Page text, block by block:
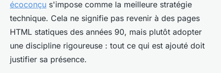
écoconçu s'impose comme la meilleure stratégie
technique. Cela ne signifie pas revenir à des pages
HTML statiques des années 90, mais plutôt adopter
une discipline rigoureuse : tout ce qui est ajouté doit
justifier sa présence.